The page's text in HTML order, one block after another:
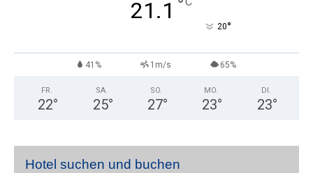
21.1 °
20°
41% 1m/s 65%
FR.
22°
SA.
25°
SO.
27°
MO.
23°
DI.
23°
Hotel suchen und buchen